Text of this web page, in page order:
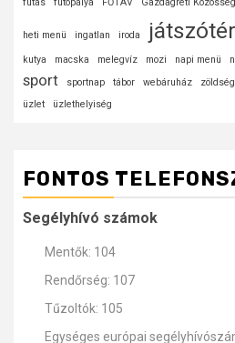
futás futópálya FŐTÁV Gazdagréti
heti menü ingatlan iroda játszótér
kutya macska melegvíz mozi napi menü
sport sportnap tábor webáruház
üzlet
üzlethelyiség
FONTOS
Segélyhívó számok
Mentők: 104
Rendőrség: 107
Tűzoltók: 105
Egységes európai